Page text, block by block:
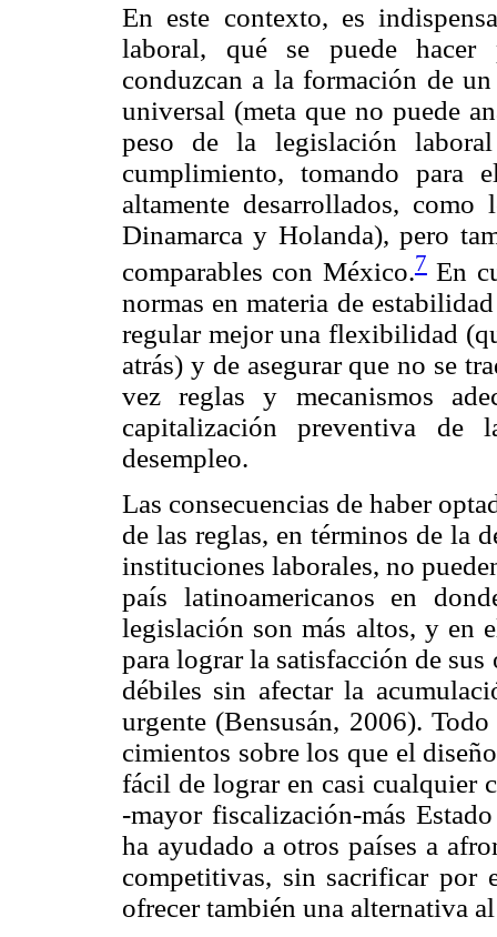
En este contexto, es
laboral, qué se puede hacer
conduzcan a la formación de
universal (meta que no puede
peso de la legislación
cumplimiento, tomando para
altamente desarrollados,
Dinamarca y Holanda), pero
comparables con México.7En
normas en materia de
regular mejor una flexibilidad
atrás) y de asegurar que no se
vez reglas y mecanismos
capitalización preventiva de
desempleo.
Las consecuencias de haber
de las reglas, en términos de la
instituciones laborales, no
país latinoamericanos en
legislación son más altos, y en
para lograr la satisfacción de
débiles sin afectar la
urgente (Bensusán, 2006).
cimientos sobre los que el
fácil de lograr en casi cualquier
-mayor fiscalización-más
ha ayudado a otros países a
competitivas, sin sacrificar por
ofrecer también una alternativa